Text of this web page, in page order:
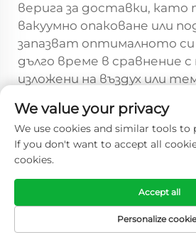
верига за доставки,
вакуумно опаковане или
запазват оптималното
дълго време в сравнение
изложени на въздух или
Защо замразената
икономична от
алтернативи за
разпространение?
Замразената птица
предимства от гледна
We value your privacy
We use cookies and similar tools to
If you don't want to accept all
cookies.
Personalize
Accept all